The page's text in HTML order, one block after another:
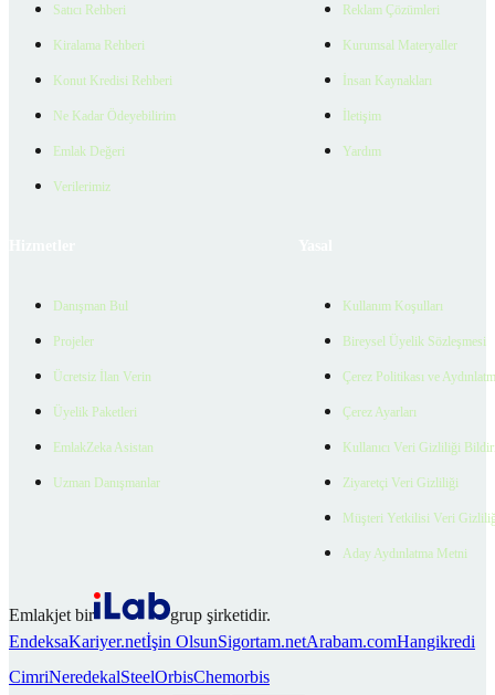
Satıcı Rehberi
Kiralama Rehberi
Konut Kredisi Rehberi
Ne Kadar Ödeyebilirim
Emlak Değeri
Verilerimiz
Reklam Çözümleri
Kurumsal Materyaller
İnsan Kaynakları
İletişim
Yardım
Danışman Bul
Projeler
Ücretsiz İlan Verin
Üyelik Paketleri
EmlakZeka Asistan
Uzman Danışmanlar
Kullanım Koşulları
Bireysel Üyelik Sözleşmesi
Çerez Politikası ve
Çerez Ayarları
Kullanıcı Veri Gizliliği
Ziyaretçi Veri Gizliliği
Müşteri Yetkilisi Veri
Aday Aydınlatma Metni
Emlakjet bir
grup şirketidir.
EndeksaKariyer.netİşin OlsunSigortam.netArabam.comHangikredi
CimriNeredekalSteelOrbisChemorbis